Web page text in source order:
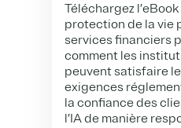
Téléchargez
protection de la vie
services financiers
comment les
peuvent satisfaire
exigences
la confiance des
l’IA de manière